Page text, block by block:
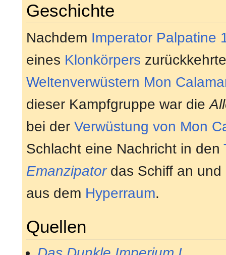
Geschichte
Nachdem Imperator Palpatine
eines Klonkörpers
Weltenverwüstern Mon
dieser Kampfgruppe war die
bei der Verwüstung von Mon
Schlacht eine Nachricht in den
Emanzipatordas Schiff an
aus dem Hyperraum.
Quellen